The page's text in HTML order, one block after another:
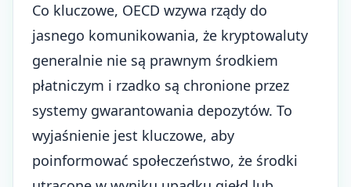
Co kluczowe, OECD wzywa rządy do
jasnego komunikowania, że kryptowaluty
generalnie nie są prawnym środkiem
płatniczym i rzadko są chronione przez
systemy gwarantowania depozytów. To
wyjaśnienie jest kluczowe, aby
poinformować społeczeństwo, że środki